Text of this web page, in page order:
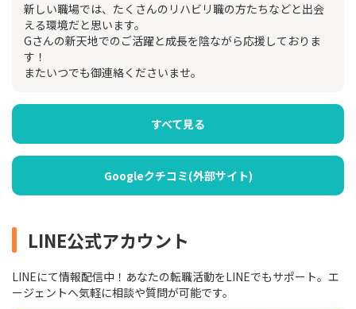
新しい職場では、たくさんのリハビリ職の方たちなどと出会
える環境だと思います。
Gさんの新天地でのご活躍と成長を陰ながら応援しておりま
す！
またいつでも御連絡くださいませ。
すべて見る
Googleクチコミ(外部サイト)
LINE公式アカウント
LINEにて情報配信中！あなたの転職活動をLINEでもサポート。エ
ージェントへ気軽に相談や質問が可能です。